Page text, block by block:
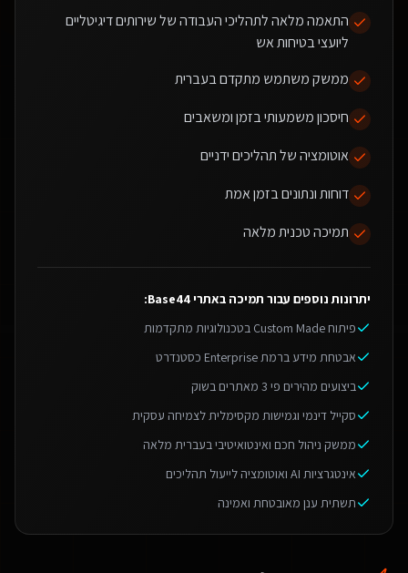
התאמה מלאה לתהליכי העבודה של שירותים דיגיטליים
ליועצי בטיחות אש
ממשק משתמש מתקדם בעברית
חיסכון משמעותי בזמן ומשאבים
אוטומציה של תהליכים ידניים
דוחות ונתונים בזמן אמת
תמיכה טכנית מלאה
יתרונות נוספים עבור תמיכה באתרי Base44
:
פיתוח Custom Made בטכנולוגיות מתקדמות
אבטחת מידע ברמת Enterprise כסטנדרט
ביצועים מהירים פי 3 מאתרים בשוק
סקייל דינמי וגמישות מקסימלית לצמיחה עסקית
ממשק ניהול חכם ואינטואיטיבי בעברית מלאה
אינטגרציות AI ואוטומציה לייעול תהליכים
תשתית ענן מאובטחת ואמינה